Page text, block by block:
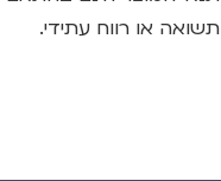
תשואה או רווח עתידי.